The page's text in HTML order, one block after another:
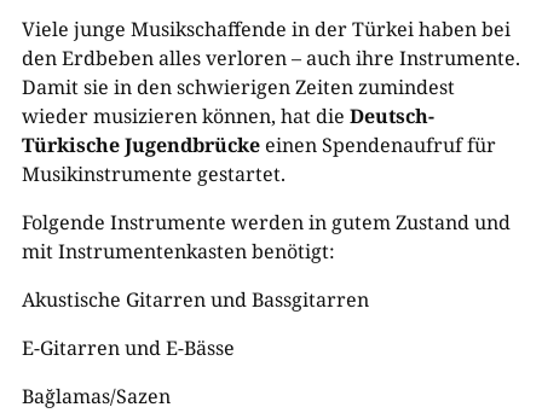
Viele junge Musikschaffende in der Türkei haben bei
den Erdbeben alles verloren – auch ihre Instrumente.
Damit sie in den schwierigen Zeiten zumindest
wieder musizieren können, hat die Deutsch-
Türkische Jugendbrückeeinen Spendenaufruf für
Musikinstrumente gestartet.
Folgende Instrumente werden in gutem Zustand und
mit Instrumentenkasten benötigt:
Akustische Gitarren und Bassgitarren
E-Gitarren und E-Bässe
Bağlamas/Sazen